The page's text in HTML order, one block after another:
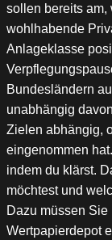
sollen bereits am,
wohlhabende
Anlageklasse
Bundesländern
unabhängig
Zielen abhängig,
eingenommen
indem du klärst.
möchtest und
Dazu müssen
Wertpapierdepot